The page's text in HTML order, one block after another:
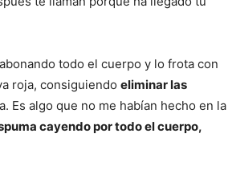
todo el cuerpo y lo frota con
roja, consiguiendo eliminar las
Es algo que no me habían hecho en la
cayendo por todo el cuerpo,